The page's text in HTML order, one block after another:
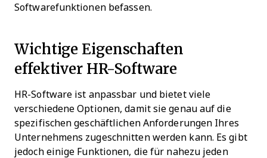
Softwarefunktionen befassen.
Wichtige Eigenschaften
effektiver HR-Software
HR-Software ist anpassbar und bietet viele
verschiedene Optionen, damit sie genau auf die
spezifischen geschäftlichen Anforderungen Ihres
Unternehmens zugeschnitten werden kann. Es gibt
jedoch einige Funktionen, die für nahezu jeden